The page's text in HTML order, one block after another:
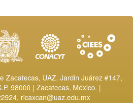
Zacatecas, UAZ. Jardin Juárez #147,
98000 | Zacatecas, México. |
ricaxcan@uaz.edu.mx